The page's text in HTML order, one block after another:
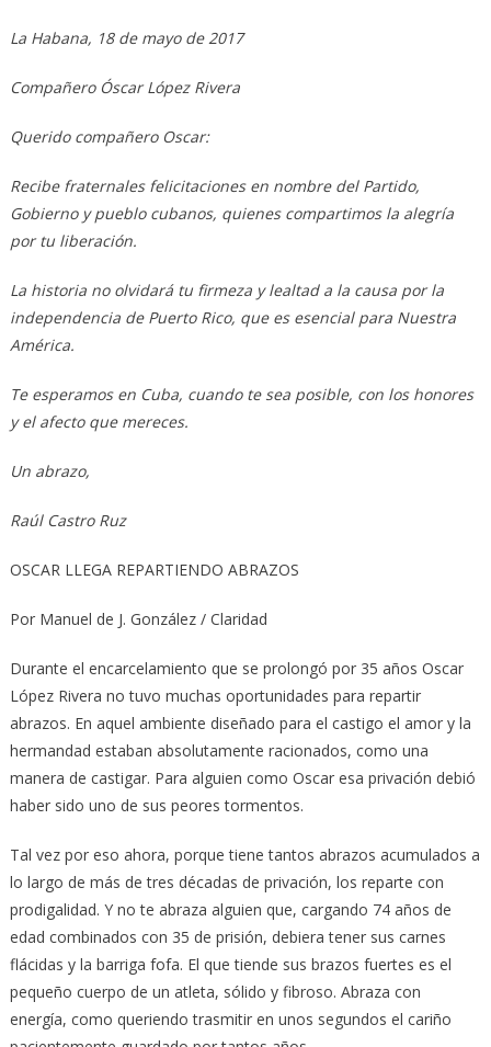
La Habana, 18 de mayo de 2017
Compañero Óscar López Rivera
Querido compañero Oscar:
Recibe fraternales felicitaciones en nombre del Partido,
Gobierno y pueblo cubanos, quienes compartimos la alegría
por tu liberación.
La historia no olvidará tu firmeza y lealtad a la causa por la
independencia de Puerto Rico, que es esencial para Nuestra
América.
Te esperamos en Cuba, cuando te sea posible, con los honores
y el afecto que mereces.
Un abrazo,
Raúl Castro Ruz
OSCAR LLEGA REPARTIENDO ABRAZOS
Por Manuel de J. González / Claridad
Durante el encarcelamiento que se prolongó por 35 años Oscar
López Rivera no tuvo muchas oportunidades para repartir
abrazos. En aquel ambiente diseñado para el castigo el amor y la
hermandad estaban absolutamente racionados, como una
manera de castigar. Para alguien como Oscar esa privación debió
haber sido uno de sus peores tormentos.
Tal vez por eso ahora, porque tiene tantos abrazos acumulados a
lo largo de más de tres décadas de privación, los reparte con
prodigalidad. Y no te abraza alguien que, cargando 74 años de
edad combinados con 35 de prisión, debiera tener sus carnes
flácidas y la barriga fofa. El que tiende sus brazos fuertes es el
pequeño cuerpo de un atleta, sólido y fibroso. Abraza con
energía, como queriendo trasmitir en unos segundos el cariño